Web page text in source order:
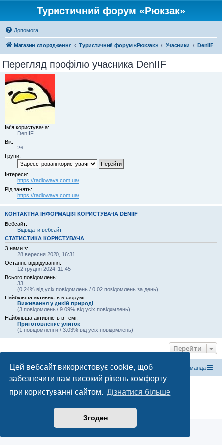
Цей вебсайт використовує cookie, щоб
забезпечити вам високий рівень комфорту
при користуванні сайтом. Дізнатися більше
Згоден
Туристичний форум «Рюкзак»
Допомога
Магазин спорядження Туристичний форум «Рюкзак» Учасники DenIIF
Перегляд профілю учасника DenIIF
Ім'я користувача:
DenIIF
Вік:
26
Групи:
Інтереси:
https://radiowave.com.ua/
Рід занять:
https://radiowave.com.ua/
КОНТАКТНА ІНФОРМАЦІЯ КОРИСТУВАЧА DENIIF
Вебсайт:
Відвідати вебсайт
СТАТИСТИКА КОРИСТУВАЧА
З нами з:
28 вересня 2020, 16:31
Останнє відвідування:
12 грудня 2024, 11:45
Всього повідомлень:
33
(0.24% від усіх повідомлень / 0.02 повідомлень за день)
Найбільша активність в форумі:
Виживання у дикій природі
(3 повідомлень / 9.09% від усіх повідомлень)
Найбільша активність в темі:
Приготовление улиток
(1 повідомлення / 3.03% від усіх повідомлень)
Перейти
Магазин спорядження Туристичний форум «Рюкзак» Команда
Конфіденційність| Умови